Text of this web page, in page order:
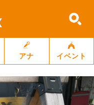
アナ イベント